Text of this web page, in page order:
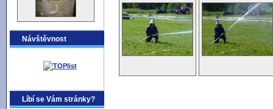
Návštěvnost
Líbí se Vám stránky?